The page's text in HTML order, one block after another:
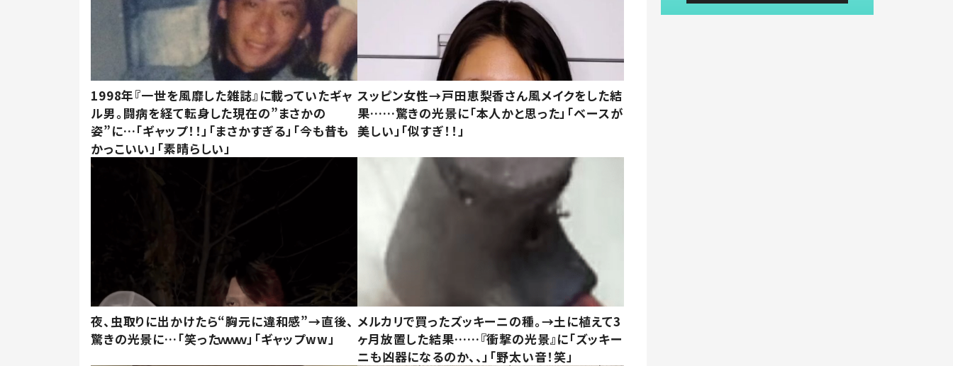
1998年『一世を風靡した雑誌』に載っていたギャ
ル男。闘病を経て転身した現在の”まさかの
姿”に…「ギャップ！！」「まさかすぎる」「今も昔も
かっこいい」「素晴らしい」
スッピン女性→戸田恵梨香さん風メイクをした結
果……驚きの光景に「本人かと思った」「ベースが
美しい」「似すぎ！！」
夜、虫取りに出かけたら“胸元に違和感”→直後、
驚きの光景に…「笑ったｗｗｗ」「ギャップww」
メルカリで買ったズッキーニの種。→土に植えて3
ヶ月放置した結果……『衝撃の光景』に「ズッキー
ニも凶器になるのか、、」「野太い音！笑」